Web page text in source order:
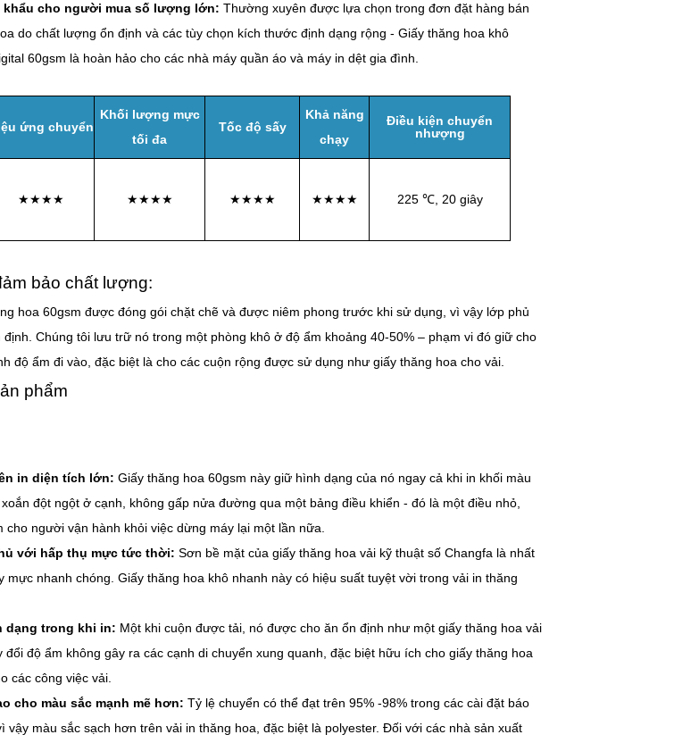
khẩu cho người mua số lượng lớn: Thường xuyên được lựa chọn trong đơn đặt hàng bán
do chất lượng ổn định và các tùy chọn kích thước định dạng rộng - Giấy thăng hoa khô
60gsm là hoàn hảo cho các nhà máy quần áo và máy in dệt gia đình.
ứng chuyển
Khối lượng mực
tối đa
Tốc độ sấy
Khả năng
chạy
Điều kiện chuyển
nhượng
★★★★ ★★★★ ★★★★ ★★★★ 225 ℃, 20 giây
bảo chất lượng:
hoa 60gsm được đóng gói chặt chẽ và được niêm phong trước khi sử dụng, vì vậy lớp phủ
định. Chúng tôi lưu trữ nó trong một phòng khô ở độ ẩm khoảng 40-50% – phạm vi đó giữ cho
độ ẩm đi vào, đặc biệt là cho các cuộn rộng được sử dụng như giấy thăng hoa cho vải.
phẩm
in diện tích lớn: Giấy thăng hoa 60gsm này giữ hình dạng của nó ngay cả khi in khối màu
đột ngột ở cạnh, không gấp nửa đường qua một bảng điều khiển - đó là một điều nhỏ,
cho người vận hành khỏi việc dừng máy lại một lần nữa.
với hấp thụ mực tức thời: Sơn bề mặt của giấy thăng hoa vải kỹ thuật số Changfa là nhất
mực nhanh chóng. Giấy thăng hoa khô nhanh này có hiệu suất tuyệt vời trong vải in thăng
dạng trong khi in: Một khi cuộn được tải, nó được cho ăn ổn định như một giấy thăng hoa vải
độ ẩm không gây ra các cạnh di chuyển xung quanh, đặc biệt hữu ích cho giấy thăng hoa
các công việc vải.
cho màu sắc mạnh mẽ hơn: Tỷ lệ chuyển có thể đạt trên 95% -98% trong các cài đặt báo
vậy màu sắc sạch hơn trên vải in thăng hoa, đặc biệt là polyester. Đối với các nhà sản xuất